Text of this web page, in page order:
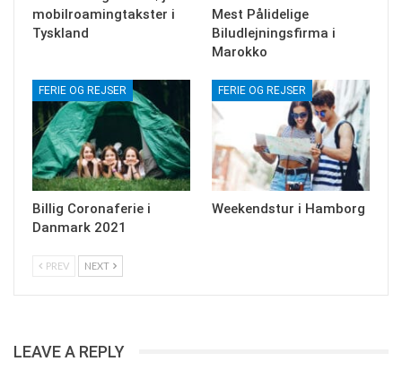
mobilroamingtakster i
Tyskland
Mest Pålidelige
Biludlejningsfirma i
Marokko
FERIE OG REJSER
Billig Coronaferie i
Danmark 2021
FERIE OG REJSER
Weekendstur i Hamborg
PREV NEXT
LEAVE A REPLY